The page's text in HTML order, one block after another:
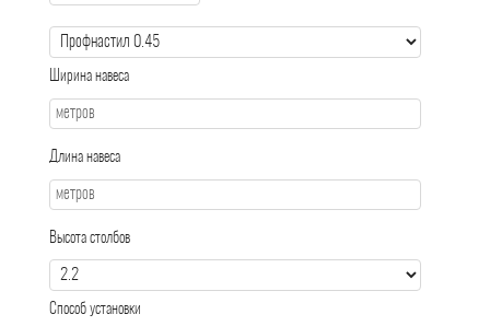
Ширина навеса
Длина навеса
Высота столбов
Способ установки